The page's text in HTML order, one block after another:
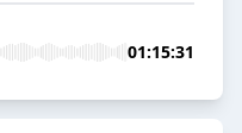
01:15:31